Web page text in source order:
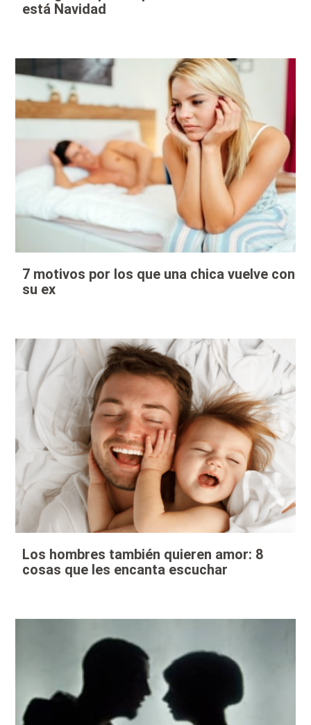
está Navidad
7 motivos por los que una chica vuelve con
su ex
Los hombres también quieren amor: 8
cosas que les encanta escuchar